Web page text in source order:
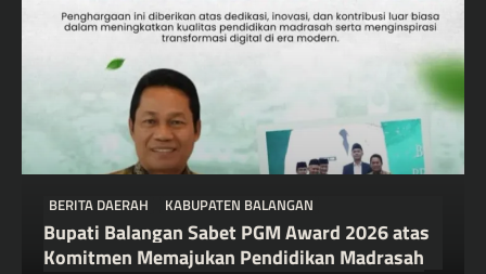
BERITA DAERAH KABUPATEN BALANGAN
Bupati Balangan Sabet PGM Award 2026 atas
Komitmen Memajukan Pendidikan Madrasah